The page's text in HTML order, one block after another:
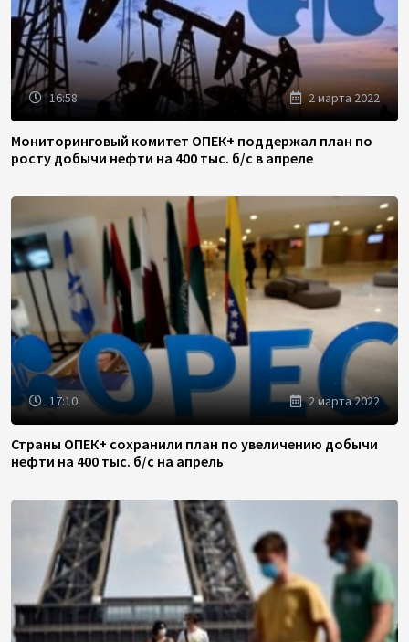
16:58 2 марта 2022
Мониторинговый комитет ОПЕК+ поддержал план по
росту добычи нефти на 400 тыс. б/с в апреле
17:10 2 марта 2022
Страны ОПЕК+ сохранили план по увеличению добычи
нефти на 400 тыс. б/с на апрель